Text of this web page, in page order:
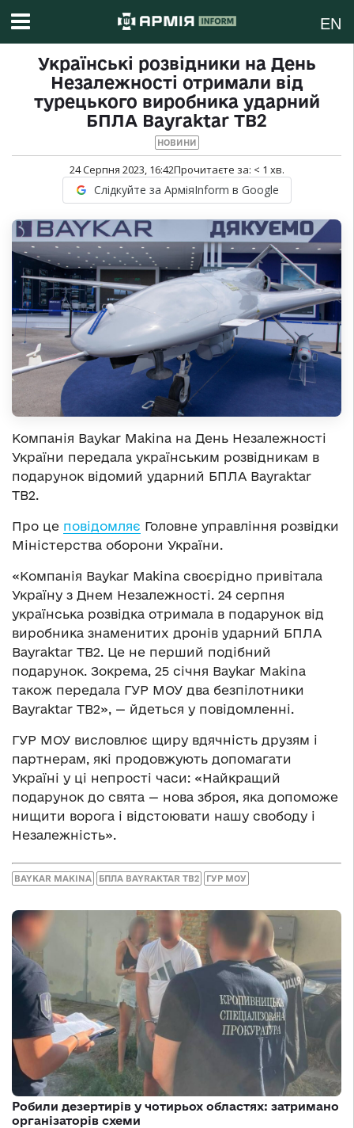
EN
Українські розвідники на День
Незалежності отримали від
турецького виробника ударний
БПЛА Bayraktar ТВ2
НОВИНИ
24 Серпня 2023, 16:42Прочитаєте за: < 1 хв.
Слідкуйте за АрміяInform в Google
Компанія Baykar Makina на День Незалежності
України передала українським розвідникам в
подарунок відомий ударний БПЛА Bayraktar
TB2.
Про це повідомляє Головне управління розвідки
Міністерства оборони України.
«Компанія Baykar Makina своєрідно привітала
Україну з Днем Незалежності. 24 серпня
українська розвідка отримала в подарунок від
виробника знаменитих дронів ударний БПЛА
Bayraktar TB2. Це не перший подібний
подарунок. Зокрема, 25 січня Baykar Makina
також передала ГУР МОУ два безпілотники
Bayraktar TB2», — йдеться у повідомленні.
ГУР МОУ висловлює щиру вдячність друзям і
партнерам, які продовжують допомагати
Україні у ці непрості часи: «Найкращий
подарунок до свята — нова зброя, яка допоможе
нищити ворога і відстоювати нашу свободу і
Незалежність».
BAYKAR MAKINA БПЛА BAYRAKTAR TB2 ГУР МОУ
Робили дезертирів у чотирьох областях: затримано
організаторів схеми